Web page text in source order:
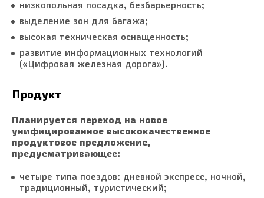
низкопольная посадка, безбарьерность;
выделение зон для багажа;
высокая техническая оснащенность;
развитие информационных технологий
(«Цифровая железная дорога»).
Продукт
Планируется переход на новое
унифицированное высококачественное
продуктовое предложение,
предусматривающее:
четыре типа поездов: дневной экспресс, ночной,
традиционный, туристический;